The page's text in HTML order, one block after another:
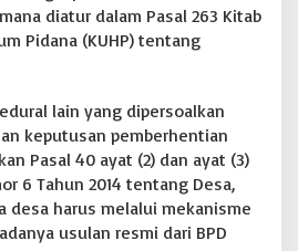
diatur dalam Pasal 263 Kitab
Pidana (KUHP) tentang
lain yang dipersoalkan
keputusan pemberhentian
Pasal 40 ayat (2) dan ayat (3)
6 Tahun 2014 tentang Desa,
desa harus melalui mekanisme
usulan resmi dari BPD